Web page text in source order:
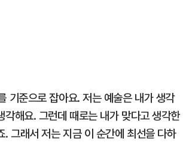
기준으로 잡아요. 저는 예술은 내가 생각
해요. 그런데 때로는 내가 맞다고 생각한
그래서 저는 지금 이 순간에 최선을 다하